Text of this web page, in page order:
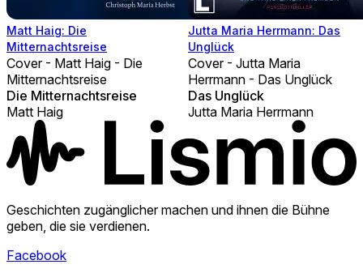
Matt Haig: Die
Mitternachtsreise
Cover - Matt Haig - Die
Mitternachtsreise
Die Mitternachtsreise
Matt Haig
Jutta Maria Herrmann: Das
Unglück
Cover - Jutta Maria
Herrmann - Das Unglück
Das Unglück
Jutta Maria Herrmann
Geschichten zugänglicher machen und ihnen die Bühne
geben, die sie verdienen.
Facebook